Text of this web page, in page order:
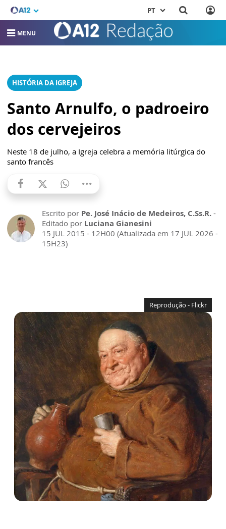
PT
MENU
HISTÓRIA DA IGREJA
Santo Arnulfo, o padroeiro
dos cervejeiros
Neste 18 de julho, a Igreja celebra a memória litúrgica do
santo francês
Escrito por Pe. José Inácio de Medeiros, C.Ss.R. -
Editado por Luciana Gianesini
15 JUL 2015 - 12H00 (Atualizada em 17 JUL 2026 -
15H23)
Reprodução - Flickr